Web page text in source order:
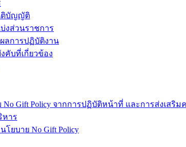
ติบัญญัติ
งส่วนราชการ
ลการปฏิบัติงาน
คับที่เกี่ยวข้อง
No Gift Policy จากการปฏิบัติหน้าที่ และการส่งเสริ
หาร
ยบาย No Gift Policy